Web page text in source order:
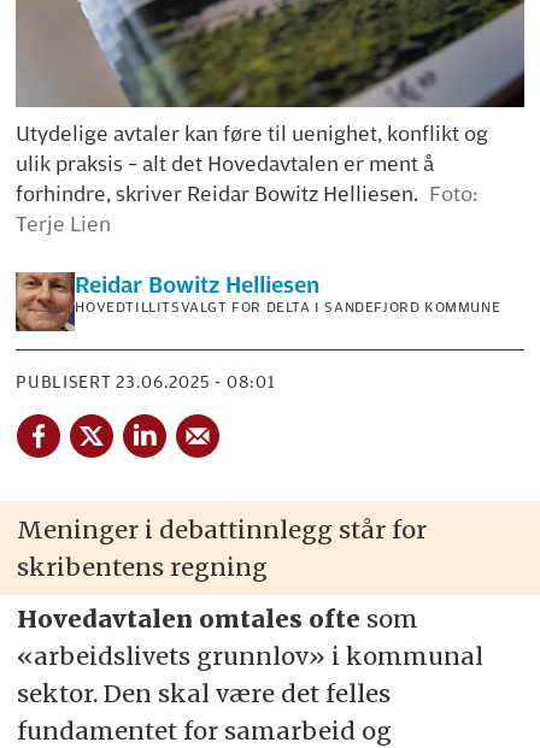
Utydelige avtaler kan føre til uenighet, konflikt og
ulik praksis – alt det Hovedavtalen er ment å
forhindre, skriver Reidar Bowitz Helliesen. Foto:
Terje Lien
Reidar Bowitz Helliesen
HOVEDTILLITSVALGT FOR DELTA I SANDEFJORD KOMMUNE
PUBLISERT 23.06.2025 - 08:01
Meninger i debattinnlegg står for
skribentens regning
Hovedavtalen omtales ofte som
«arbeidslivets grunnlov» i kommunal
sektor. Den skal være det felles
fundamentet for samarbeid og